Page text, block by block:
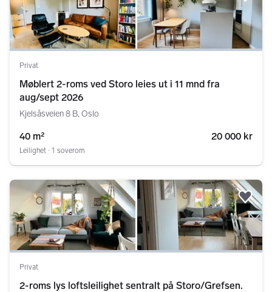
Privat
Møblert 2-roms ved Storo leies ut i 11 mnd fra
aug/sept 2026
Kjelsåsveien 8 B, Oslo
40 m² 20 000 kr
Leilighet ∙ 1 soverom
Privat
2-roms lys loftsleilighet sentralt på Storo/Grefsen.